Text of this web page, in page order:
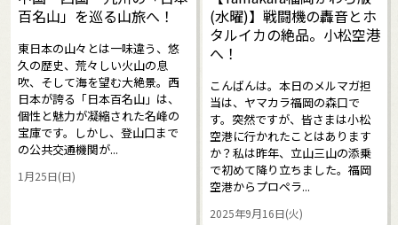
百名山」を巡る山旅へ！
東日本の山々とは一味違う、悠
久の歴史、荒々しい火山の息
吹、そして海を望む大絶景。西
日本が誇る「日本百名山」は、
個性と魅力が凝縮された名峰の
宝庫です。しかし、登山口まで
の公共交通機関が...
1月25日(日)
(水曜)】戦闘機の轟音とホ
タルイカの絶品。小松空港
へ！
こんばんは。本日のメルマガ担
当は、ヤマカラ福岡の森口で
す。突然ですが、皆さまは小松
空港に行かれたことはあります
か？私は昨年、立山三山の添乗
で初めて降り立ちました。福岡
空港からプロペラ...
2025年9月16日(火)